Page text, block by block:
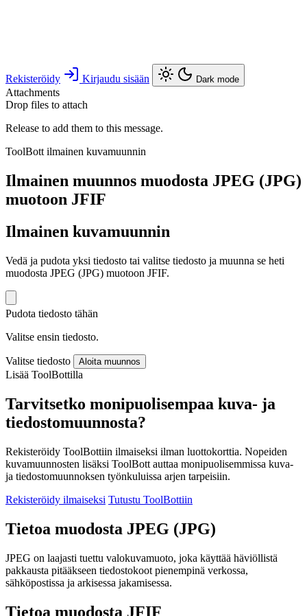
Rekisteröidy Kirjaudu sisään Dark mode
Attachments
Drop files to attach
Release to add them to this message.
ToolBott ilmainen kuvamuunnin
Ilmainen muunnos muodosta JPEG (JPG)
muotoon JFIF
Ilmainen kuvamuunnin
Vedä ja pudota yksi tiedosto tai valitse tiedosto ja muunna se heti
muodosta JPEG (JPG) muotoon JFIF.
Pudota tiedosto tähän
Valitse ensin tiedosto.
Valitse tiedosto Aloita muunnos
Lisää ToolBottilla
Tarvitsetko monipuolisempaa kuva- ja
tiedostomuunnosta?
Rekisteröidy ToolBottiin ilmaiseksi ilman luottokorttia. Nopeiden
kuvamuunnosten lisäksi ToolBott auttaa monipuolisemmissa kuva-
ja tiedostomuunnoksen työnkuluissa arjen tarpeisiin.
Rekisteröidy ilmaiseksi Tutustu ToolBottiin
Tietoa muodosta JPEG (JPG)
JPEG on laajasti tuettu valokuvamuoto, joka käyttää häviöllistä
pakkausta pitääkseen tiedostokoot pienempinä verkossa,
sähköpostissa ja arkisessa jakamisessa.
Tietoa muodosta JFIF